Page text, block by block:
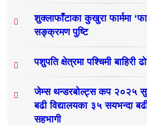
शुक्लाफाँटाका कुखुरा फार्ममा
सङ्क्रमण पुष्टि
पशुपति क्षेत्रमा पश्चिमी बाहिरी
जेम्स थन्डरबोल्ट्स कप २०२५
बढी विद्यालयका ३५ सयभन्दा
सहभागी